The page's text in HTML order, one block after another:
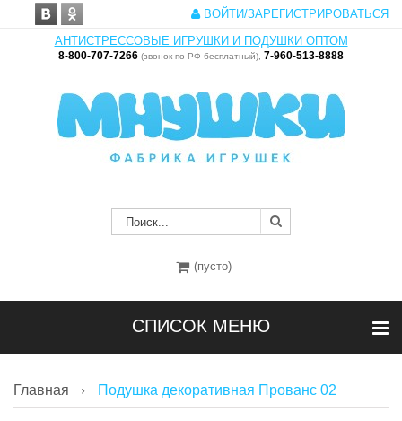
ВОЙТИ/ЗАРЕГИСТРИРОВАТЬСЯ
АНТИСТРЕССОВЫЕ ИГРУШКИ И ПОДУШКИ ОПТОМ
8-800-707-7266 (звонок по РФ бесплатный), 7-960-513-8888
(пусто)
СПИСОК МЕНЮ
Главная Подушка декоративная Прованс 02